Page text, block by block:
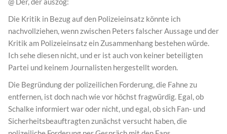
Die Kritik in Bezug auf den Polizeieinsatz könnte ich
nachvollziehen, wenn zwischen Peters falscher Aussage und der
Kritik am Polizeieinsatz ein Zusammenhang bestehen würde.
Ich sehe diesen nicht, und er ist auch von keiner beteiligten
Partei und keinem Journalisten hergestellt worden.
Die Begründung der polizeilichen Forderung, die Fahne zu
entfernen, ist doch nach wie vor höchst fragwürdig. Egal, ob
Schalke informiert war oder nicht, und egal, ob sich Fan- und
Sicherheitsbeauftragten zunächst versucht haben, die